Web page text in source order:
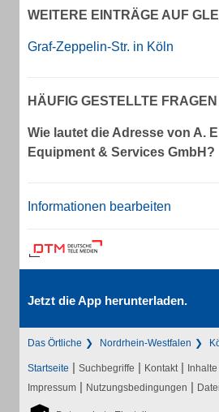
WEITERE EINTRÄGE AUF
Graf-Zeppelin-Str. in Köln
HÄUFIG GESTELLTE FRAGEN
Wie lautet die Adresse von A.
Equipment & Services GmbH?
Informationen bearbeiten
Jetzt die App herunterladen.
Das Örtliche Nordrhein-Westfalen
Startseite | Suchbegriffe | Kontakt |
Impressum | Nutzungsbedingungen |